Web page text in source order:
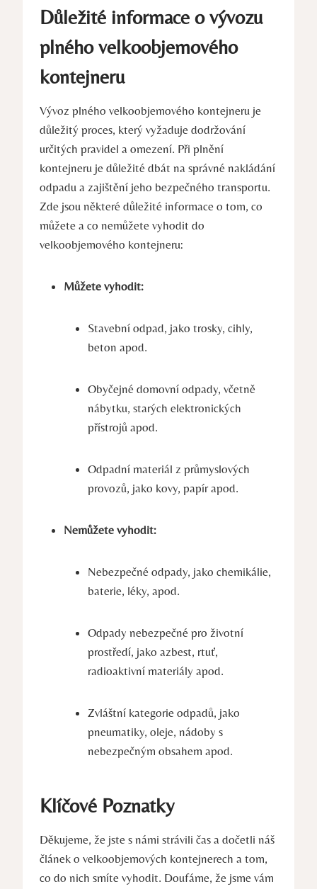
Důležité informace o vývozu
plného velkoobjemového
kontejneru
Vývoz plného velkoobjemového kontejneru je
důležitý proces, který vyžaduje dodržování
určitých pravidel a omezení. Při plnění
kontejneru je důležité dbát na správné nakládání
odpadu a zajištění jeho bezpečného transportu.
Zde jsou některé důležité informace o tom, co
můžete a co nemůžete vyhodit do
velkoobjemového kontejneru:
Můžete vyhodit:
Stavební odpad, jako trosky, cihly,
beton apod.
Obyčejné domovní odpady, včetně
nábytku, starých elektronických
přístrojů apod.
Odpadní materiál z průmyslových
provozů, jako kovy, papír apod.
Nemůžete vyhodit:
Nebezpečné odpady, jako chemikálie,
baterie, léky, apod.
Odpady nebezpečné pro životní
prostředí, jako azbest, rtuť,
radioaktivní materiály apod.
Zvláštní kategorie odpadů, jako
pneumatiky, oleje, nádoby s
nebezpečným obsahem apod.
Klíčové Poznatky
Děkujeme, že jste s námi strávili čas a dočetli náš
článek o velkoobjemových kontejnerech a tom,
co do nich smíte vyhodit. Doufáme, že jsme vám